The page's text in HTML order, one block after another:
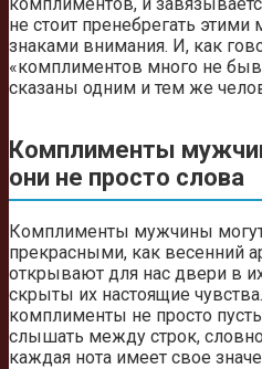
комплиментов, и
не стоит пренебрегать
знаками внимания. И, как
«комплиментов много не
сказаны одним и тем же
Комплименты
они не просто слова
Комплименты мужчины
прекрасными, как весенний
открывают для нас двери в
скрыты их настоящие
комплименты не просто
слышать между строк,
каждая нота имеет свое